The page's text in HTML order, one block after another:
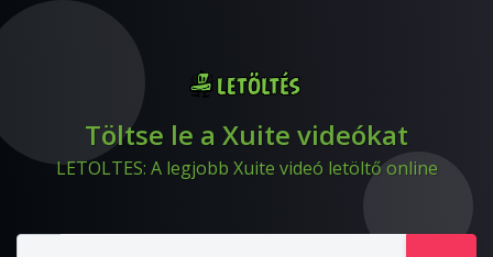
Töltse le a Xuite videókat
LETOLTES: A legjobb Xuite videó letöltő online